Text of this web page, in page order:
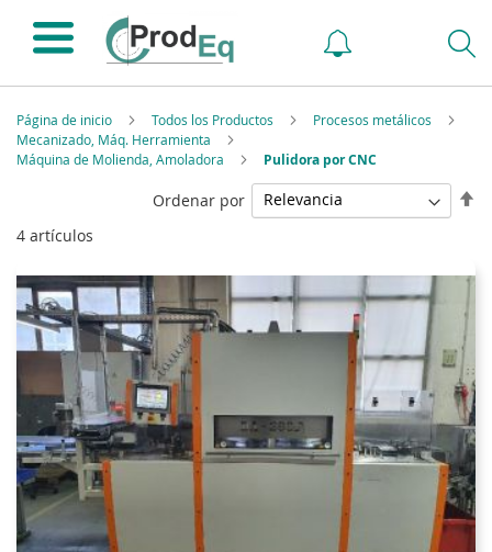
Página de inicio Todos los Productos
Procesos metálicos
Mecanizado, Máq. Herramienta
Máquina de Molienda, Amoladora
Pulidora por CNC
4 artículos
Ordenar por